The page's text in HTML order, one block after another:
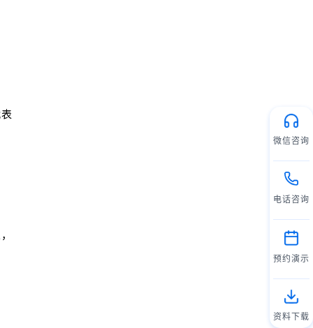
微信咨询
电话咨询
预约演示
资料下载